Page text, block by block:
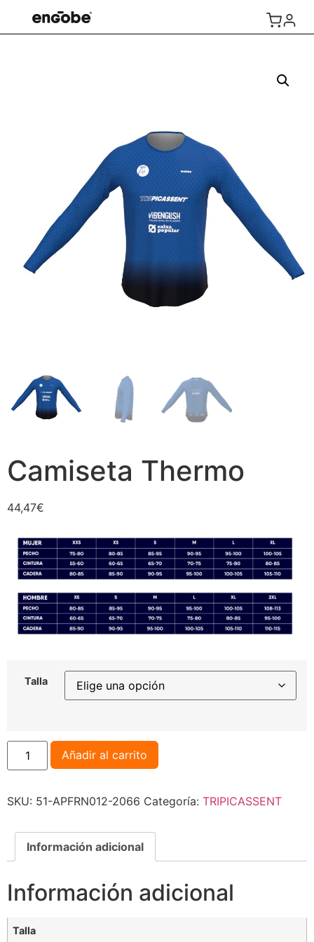
Camiseta Thermo
44,47€
Talla
Añadir al carrito
SKU: 51-APFRN012-2066 Categoría: TRIPICASSENT
Información adicional
Información adicional
Talla